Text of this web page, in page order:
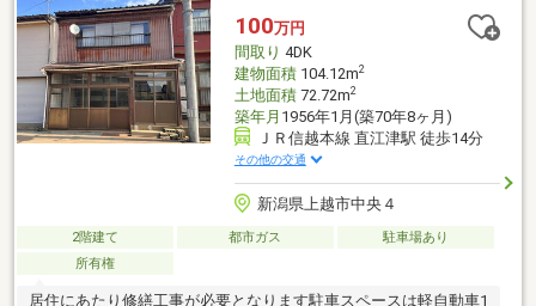
100万円
間取り 4DK
建物面積104.12m2
土地面積72.72m2
築年月 1956年1月(築70年8ヶ月)
ＪＲ信越本線 直江津駅 徒歩14分
その他の交通
新潟県上越市中央４
2階建て 都市ガス
駐車場あり
所有権
居住にあたり修繕工事が必要となります駐車スペースは軽自動車1